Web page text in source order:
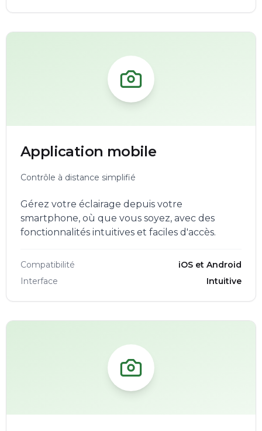
Application mobile
Contrôle à distance simplifié
Gérez votre éclairage depuis votre
smartphone, où que vous soyez, avec des
fonctionnalités intuitives et faciles d'accès.
Compatibilité
iOS et Android
Interface
Intuitive